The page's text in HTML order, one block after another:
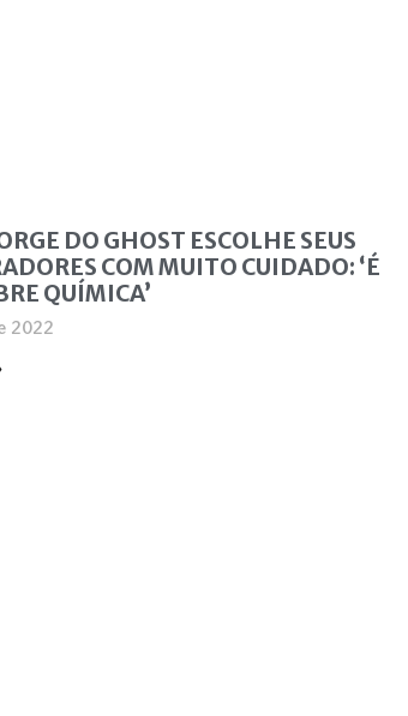
DO GHOST ESCOLHE SEUS
COM MUITO CUIDADO: ‘É
QUÍMICA’
2022